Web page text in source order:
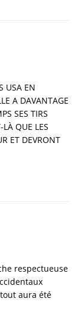
USA EN
A DAVANTAGE
SES TIRS
LÀ QUE LES
ET DEVRONT
respectueuse
aura été